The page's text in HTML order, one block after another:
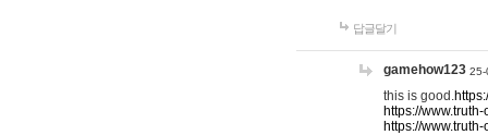
답글달기
gamehow123 25-
this is good.
https://
https://